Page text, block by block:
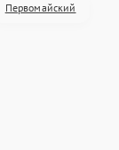
Первомайский